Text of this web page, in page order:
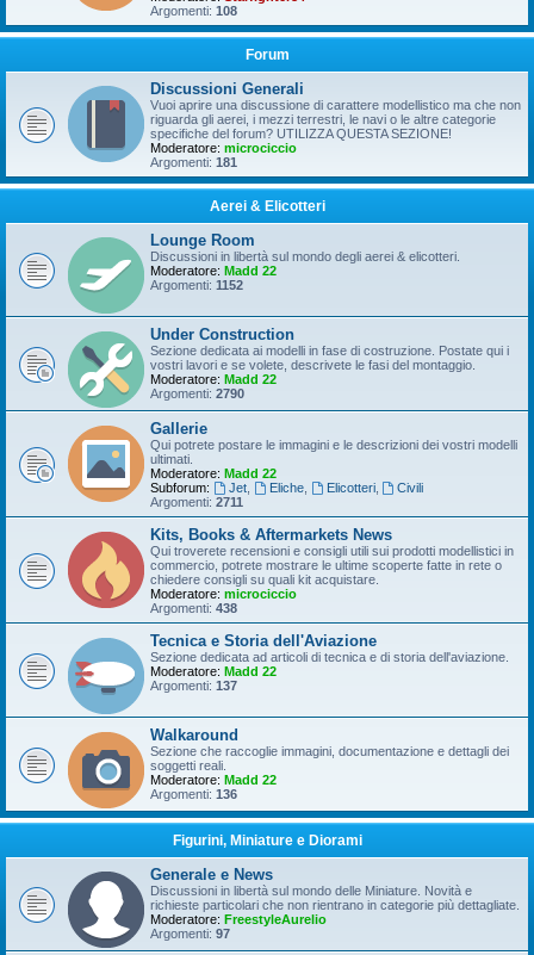
Argomenti: 108
Forum
Discussioni Generali
Vuoi aprire una discussione di carattere modellistico ma che non
riguarda gli aerei, i mezzi terrestri, le navi o le altre categorie
specifiche del forum? UTILIZZA QUESTA SEZIONE!
Moderatore: microciccio
Argomenti: 181
Aerei & Elicotteri
Lounge Room
Discussioni in libertà sul mondo degli aerei & elicotteri.
Moderatore: Madd 22
Argomenti: 1152
Under Construction
Sezione dedicata ai modelli in fase di costruzione. Postate qui i
vostri lavori e se volete, descrivete le fasi del montaggio.
Moderatore: Madd 22
Argomenti: 2790
Gallerie
Qui potrete postare le immagini e le descrizioni dei vostri modelli
ultimati.
Moderatore: Madd 22
Subforum:
Jet, Eliche, Elicotteri,
Civili
Argomenti: 2711
Kits, Books & Aftermarkets News
Qui troverete recensioni e consigli utili sui prodotti modellistici in
commercio, potrete mostrare le ultime scoperte fatte in rete o
chiedere consigli su quali kit acquistare.
Moderatore: microciccio
Argomenti: 438
Tecnica e Storia dell'Aviazione
Sezione dedicata ad articoli di tecnica e di storia dell'aviazione.
Moderatore: Madd 22
Argomenti: 137
Walkaround
Sezione che raccoglie immagini, documentazione e dettagli dei
soggetti reali.
Moderatore: Madd 22
Argomenti: 136
Figurini, Miniature e Diorami
Generale e News
Discussioni in libertà sul mondo delle Miniature. Novità e
richieste particolari che non rientrano in categorie più dettagliate.
Moderatore: FreestyleAurelio
Argomenti: 97